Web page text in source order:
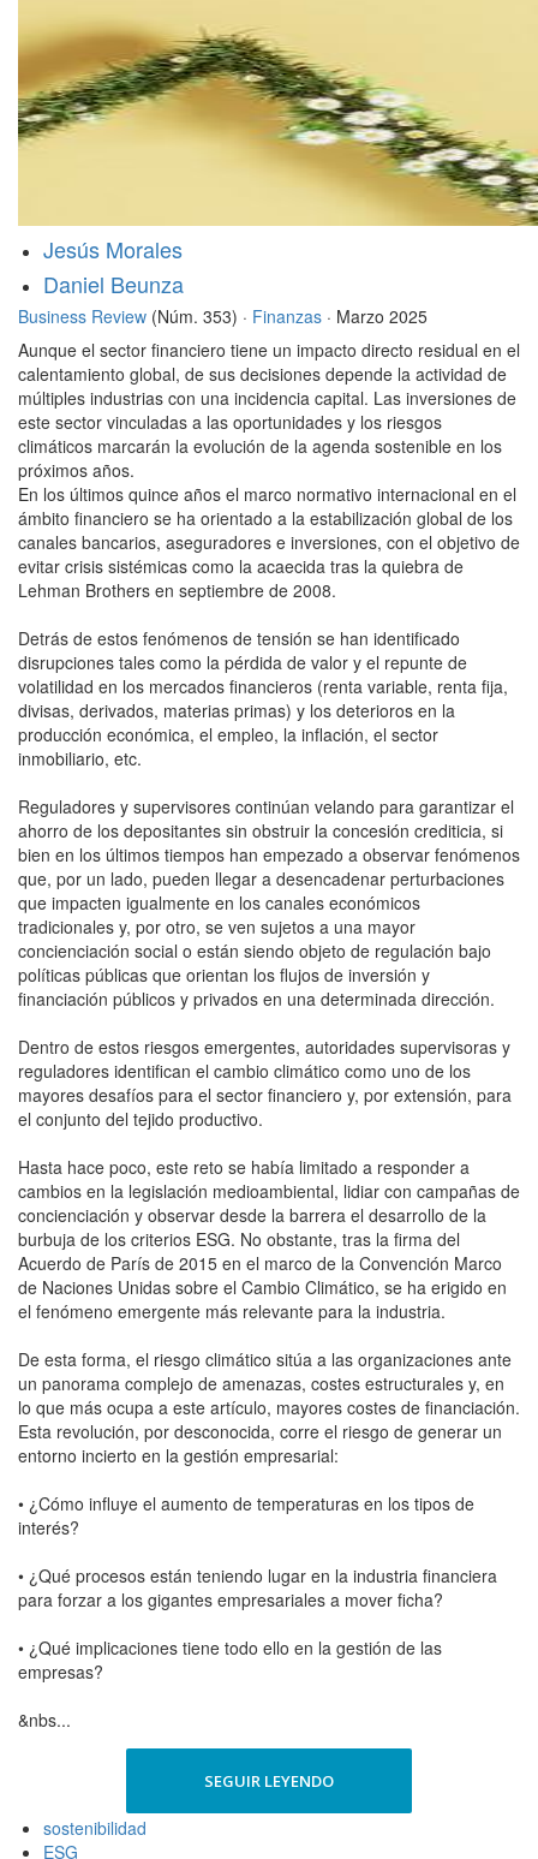
Jesús Morales
Daniel Beunza
Business Review (Núm. 353) · Finanzas · Marzo 2025
Aunque el sector financiero tiene un impacto directo residual en el
calentamiento global, de sus decisiones depende la actividad de
múltiples industrias con una incidencia capital. Las inversiones de
este sector vinculadas a las oportunidades y los riesgos
climáticos marcarán la evolución de la agenda sostenible en los
próximos años.
En los últimos quince años el marco normativo internacional en el
ámbito financiero se ha orientado a la estabilización global de los
canales bancarios, aseguradores e inversiones, con el objetivo de
evitar crisis sistémicas como la acaecida tras la quiebra de
Lehman Brothers en septiembre de 2008.
Detrás de estos fenómenos de tensión se han identificado
disrupciones tales como la pérdida de valor y el repunte de
volatilidad en los mercados financieros (renta variable, renta fija,
divisas, derivados, materias primas) y los deterioros en la
producción económica, el empleo, la inflación, el sector
inmobiliario, etc.
Reguladores y supervisores continúan velando para garantizar el
ahorro de los depositantes sin obstruir la concesión crediticia, si
bien en los últimos tiempos han empezado a observar fenómenos
que, por un lado, pueden llegar a desencadenar perturbaciones
que impacten igualmente en los canales económicos
tradicionales y, por otro, se ven sujetos a una mayor
concienciación social o están siendo objeto de regulación bajo
políticas públicas que orientan los flujos de inversión y
financiación públicos y privados en una determinada dirección.
Dentro de estos riesgos emergentes, autoridades supervisoras y
reguladores identifican el cambio climático como uno de los
mayores desafíos para el sector financiero y, por extensión, para
el conjunto del tejido productivo.
Hasta hace poco, este reto se había limitado a responder a
cambios en la legislación medioambiental, lidiar con campañas de
concienciación y observar desde la barrera el desarrollo de la
burbuja de los criterios ESG. No obstante, tras la firma del
Acuerdo de París de 2015 en el marco de la Convención Marco
de Naciones Unidas sobre el Cambio Climático, se ha erigido en
el fenómeno emergente más relevante para la industria.
De esta forma, el riesgo climático sitúa a las organizaciones ante
un panorama complejo de amenazas, costes estructurales y, en
lo que más ocupa a este artículo, mayores costes de financiación.
Esta revolución, por desconocida, corre el riesgo de generar un
entorno incierto en la gestión empresarial:
• ¿Cómo influye el aumento de temperaturas en los tipos de
interés?
• ¿Qué procesos están teniendo lugar en la industria financiera
para forzar a los gigantes empresariales a mover ficha?
• ¿Qué implicaciones tiene todo ello en la gestión de las
empresas?
&nbs...
SEGUIR LEYENDO
sostenibilidad
ESG